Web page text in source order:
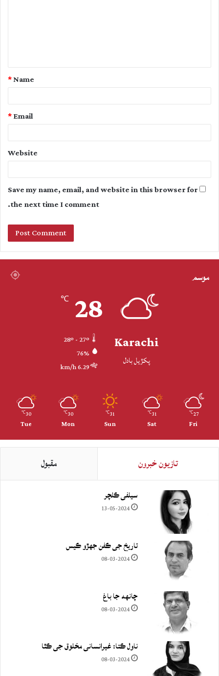
t
Name
*
Email
*
Website
Save my name, email, and website in this browser for
the next time I comment.
موسم
Karachi
پکڙيل بادل
28
℃
76%
6.29 km/h
27
℃
Fri
31
℃
Sat
31
℃
Sun
30
℃
Mon
30
℃
Tue
تازيون خبرون مقبول
سيلفي ڪلچر
13-05-2024
تاريخ جي ڪفن جھڙو ڪيس
08-03-2024
چانهه جا باغ
08-03-2024
ناول ڪتا: غيرانساني مخلوق جي ڪٿا
08-03-2024